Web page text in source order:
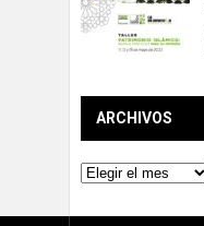
ARCHIVOS
Archivos